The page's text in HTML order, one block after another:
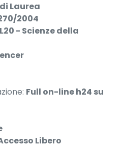
Laurea
2004
L20 - Scienze della
Full on-line h24 su
Libero